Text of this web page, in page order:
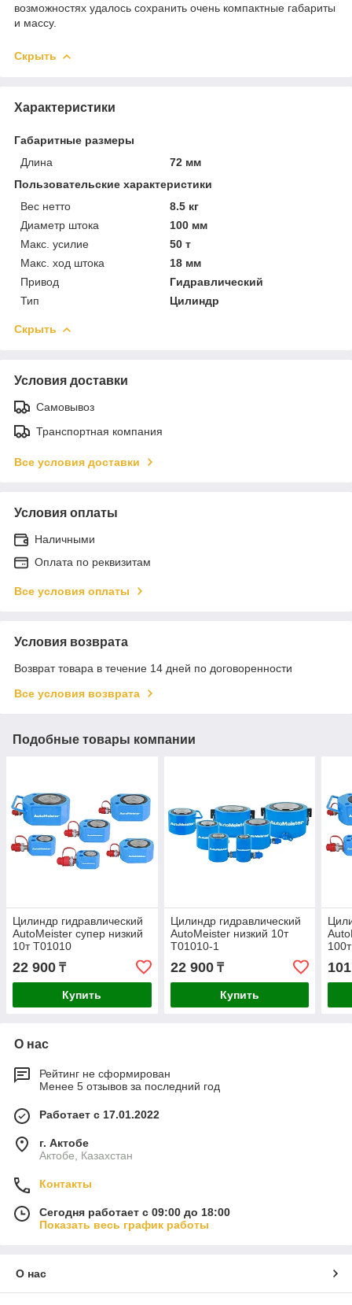
возможностях удалось сохранить очень компактные габариты
и массу.
Скрыть
Характеристики
Габаритные размеры
Длина
72 мм
Пользовательские характеристики
Вес нетто
8.5 кг
Диаметр штока
100 мм
Макс. усилие
50 т
Макс. ход штока
18 мм
Привод
Гидравлический
Тип
Цилиндр
Скрыть
Условия доставки
Самовывоз
Транспортная компания
Все условия доставки
Условия оплаты
Наличными
Оплата по реквизитам
Все условия оплаты
Условия возврата
Возврат товара в течение 14 дней по договоренности
Все условия возврата
Подобные товары компании
Цилиндр гидравлический
AutoMeister супер низкий
10т T01010
22 900 ₸
Купить
Цилиндр гидравлический
AutoMeister низкий 10т
T01010-1
22 900₸
Купить
О нас
Рейтинг не сформирован
Менее 5 отзывов за последний год
Работает с 17.01.2022
г. Актобе
Актобе, Казахстан
Контакты
Сегодня работает с 09:00 до 18:00
Показать весь график работы
О нас